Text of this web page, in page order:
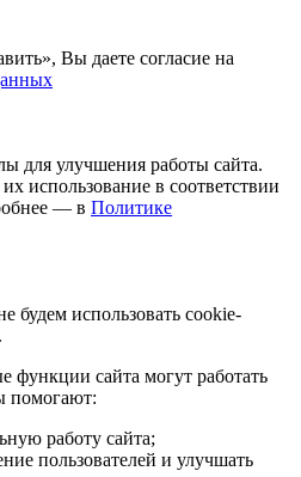
Вы даете согласие на
для улучшения работы сайта.
использование в соответствии
— в Политике
использовать cookie-
функции сайта могут работать
помогают:
работу сайта;
пользователей и улучшать